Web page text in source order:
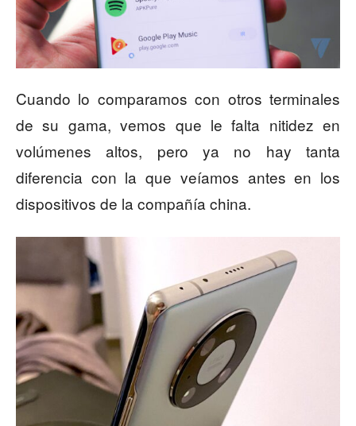
Cuando lo comparamos con otros terminales
de su gama, vemos que le falta nitidez en
volúmenes altos, pero ya no hay tanta
diferencia con la que veíamos antes en los
dispositivos de la compañía china.